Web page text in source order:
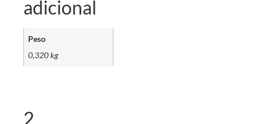
adicional
Peso
0,320 kg
2